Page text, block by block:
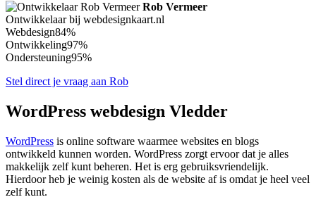
Rob Vermeer
Ontwikkelaar bij webdesignkaart.nl
Webdesign84%
Ontwikkeling97%
Ondersteuning95%
Stel direct je vraag aan Rob
WordPress webdesign Vledder
WordPress is online software waarmee websites en blogs
ontwikkeld kunnen worden. WordPress zorgt ervoor dat je alles
makkelijk zelf kunt beheren. Het is erg gebruiksvriendelijk.
Hierdoor heb je weinig kosten als de website af is omdat je heel veel
zelf kunt.